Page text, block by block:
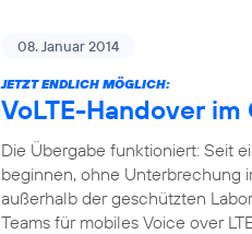
08. Januar 2014
JETZT ENDLICH MÖGLICH:
VoLTE-Handover im
Die Übergabe funktioniert: Seit
beginnen, ohne Unterbrechung
außerhalb der geschützten
Teams für mobiles Voice over